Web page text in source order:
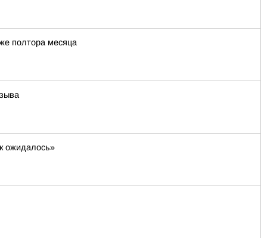
полтора месяца
ожидалось»